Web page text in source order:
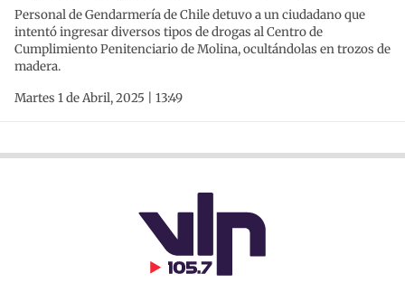
Personal de Gendarmería de Chile detuvo a un ciudadano que
intentó ingresar diversos tipos de drogas al Centro de
Cumplimiento Penitenciario de Molina, ocultándolas en trozos de
madera.
Martes 1 de Abril, 2025 | 13:49